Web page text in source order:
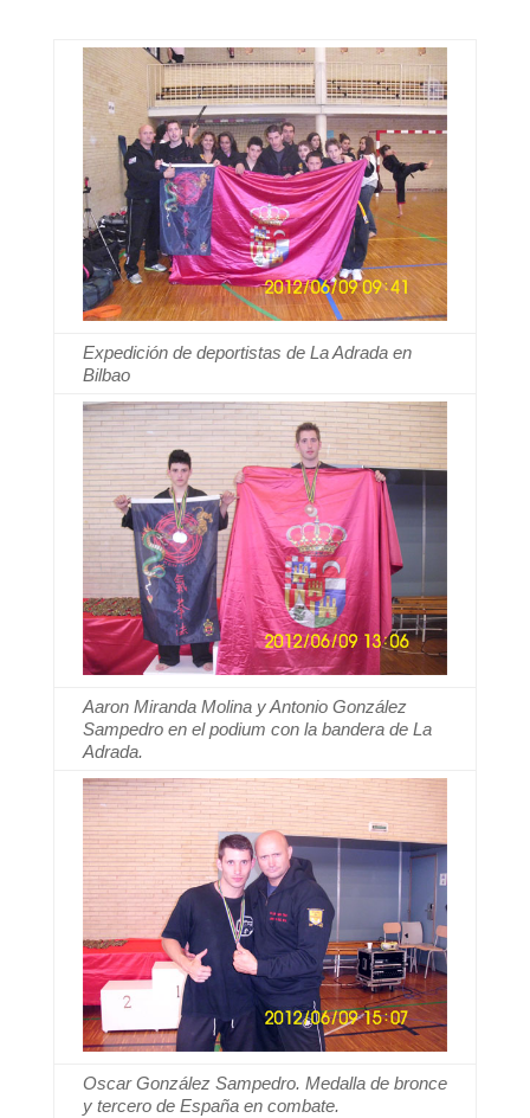
Expedición de deportistas de La Adrada en
Bilbao
Aaron Miranda Molina y Antonio González
Sampedro en el podium con la bandera de La
Adrada.
Oscar González Sampedro. Medalla de bronce
y tercero de España en combate.